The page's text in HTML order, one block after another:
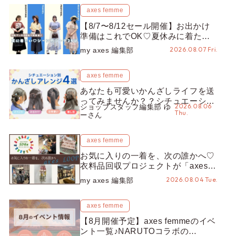
axes femme
【8/7〜8/12セール開催】お出かけ
準備はこれでOK♡夏休みに着たい
コーデ25選をシーン別に徹底解説！
my axes 編集部 2026.08.07 Fri.
axes femme
あなたも可愛いかんざしライフを送
ってみませんか？？シチュエーショ
ン別“かんざし”のオススメ【ショッ
プスタッフ編集部】
ショップスタッフ編集部 ゆ
ーさん
2026.08.06
Thu.
axes femme
お気に入りの一着を、次の誰かへ♡
衣料品回収プロジェクトが「axes
LOOP」にアップデート！活用する
とポイントが手に入る◎
my axes 編集部 2026.08.04 Tue.
axes femme
【8月開催予定】axes femmeのイベ
ント一覧♪NARUTOコラボの